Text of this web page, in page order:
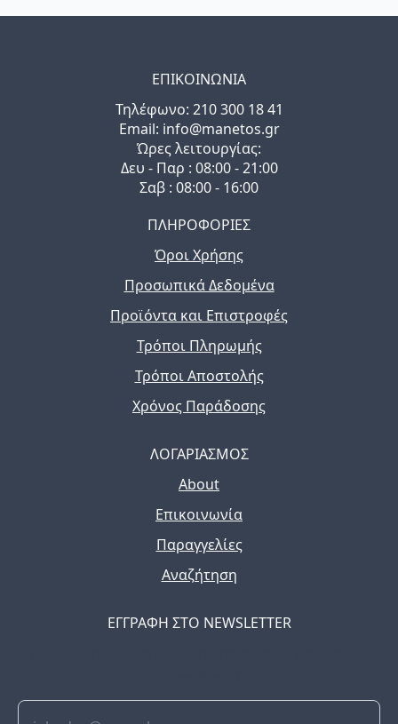
ΕΠΙΚΟΙΝΩΝΙΑ
Τηλέφωνo: 210 300 18 41
Email: info@manetos.gr
Ώρες λειτουργίας:
Δευ - Παρ : 08:00 - 21:00
Σαβ : 08:00 - 16:00
ΠΛΗΡΟΦΟΡΙΕΣ
Όροι Χρήσης
Προσωπικά Δεδομένα
Προϊόντα και Επιστροφές
Τρόποι Πληρωμής
Τρόποι Αποστολής
Χρόνος Παράδοσης
ΛΟΓΑΡΙΑΣΜΟΣ
About
Επικοινωνία
Παραγγελίες
Αναζήτηση
ΕΓΓΡΑΦΗ ΣΤΟ NEWSLETTER